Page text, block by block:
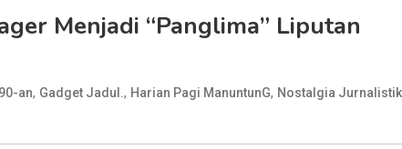
Menjadi “Panglima” Liputan
an, Gadget Jadul., Harian Pagi ManuntunG, Nostalgia Jurnalistik